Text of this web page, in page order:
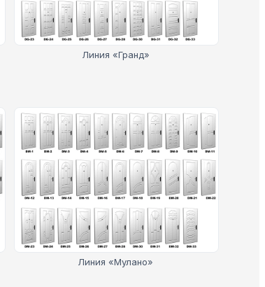
Линия «Гранд»
Линия «Мулано»